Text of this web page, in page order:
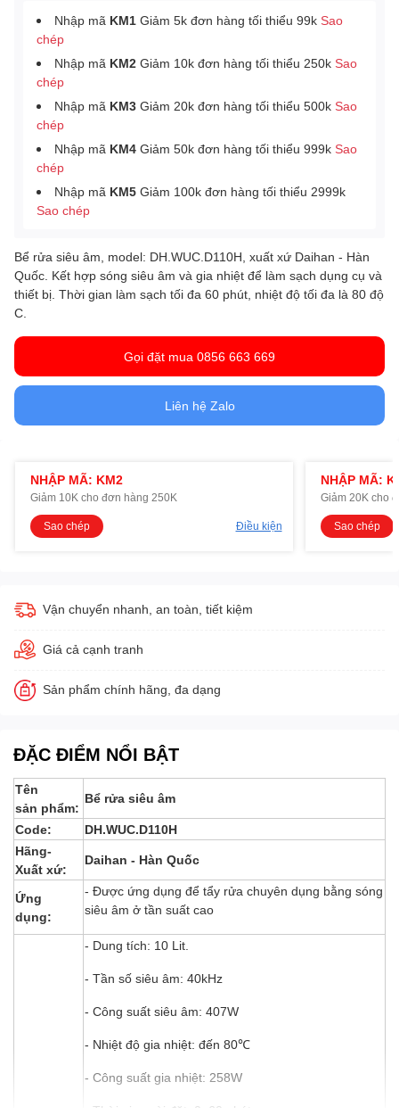
Nhập mã KM1 Giảm 5k đơn hàng tối thiểu 99k Sao
chép
Nhập mã KM2 Giảm 10k đơn hàng tối thiểu 250k Sao
chép
Nhập mã KM3 Giảm 20k đơn hàng tối thiểu 500k Sao
chép
Nhập mã KM4 Giảm 50k đơn hàng tối thiểu 999k Sao
chép
Nhập mã KM5 Giảm 100k đơn hàng tối thiểu 2999k
Sao chép
Bể rửa siêu âm, model: DH.WUC.D110H, xuất xứ Daihan - Hàn
Quốc. Kết hợp sóng siêu âm và gia nhiệt để làm sạch dụng cụ và
thiết bị. Thời gian làm sạch tối đa 60 phút, nhiệt độ tối đa là 80 độ
C.
Gọi đặt mua 0856 663 669
Liên hệ Zalo
NHẬP MÃ: KM2
Giảm 10K cho đơn hàng 250K
Sao chép Điều kiện
NHẬP MÃ:
Giảm 20K cho
Sao chép
Vận chuyển nhanh, an toàn, tiết kiệm
Giá cả cạnh tranh
Sản phẩm chính hãng, đa dạng
ĐẶC ĐIỂM NỔI BẬT
Tên
sản phẩm:
Bể rửa siêu âm
Code:
DH.WUC.D110H
Hãng-
Xuất xứ:
Daihan - Hàn Quốc
Ứng
dụng:
- Được ứng dụng để tẩy rửa chuyên dụng bằng sóng
siêu âm ở tần suất cao
- Dung tích: 10 Lit.
- Tần số siêu âm: 40kHz
- Công suất siêu âm: 407W
- Nhiệt độ gia nhiệt: đến 80℃
- Công suất gia nhiệt: 258W
- Thời gian cài đặt: 0~60 phút.